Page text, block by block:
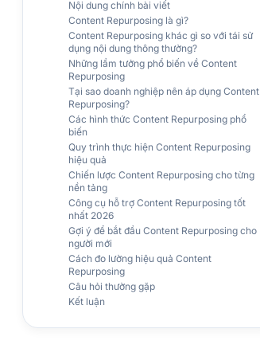
Nội dung chính bài viết
Content Repurposing là gì?
Content Repurposing khác gì so với tái sử
dụng nội dung thông thường?
Những lầm tưởng phổ biến về Content
Repurposing
Tại sao doanh nghiệp nên áp dụng Content
Repurposing?
Các hình thức Content Repurposing phổ
biến
Quy trình thực hiện Content Repurposing
hiệu quả
Chiến lược Content Repurposing cho từng
nền tảng
Công cụ hỗ trợ Content Repurposing tốt
nhất 2026
Gợi ý để bắt đầu Content Repurposing cho
người mới
Cách đo lường hiệu quả Content
Repurposing
Câu hỏi thường gặp
Kết luận